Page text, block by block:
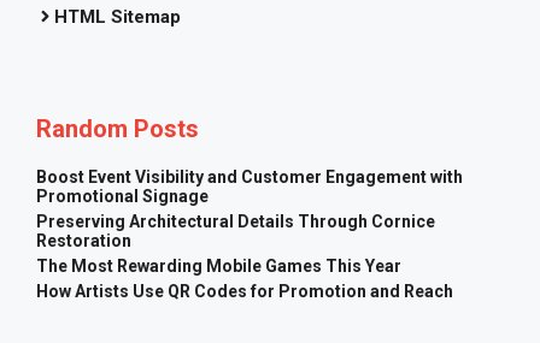
HTML Sitemap
Random Posts
Boost Event Visibility and Customer Engagement with
Promotional Signage
Preserving Architectural Details Through Cornice
Restoration
The Most Rewarding Mobile Games This Year
How Artists Use QR Codes for Promotion and Reach